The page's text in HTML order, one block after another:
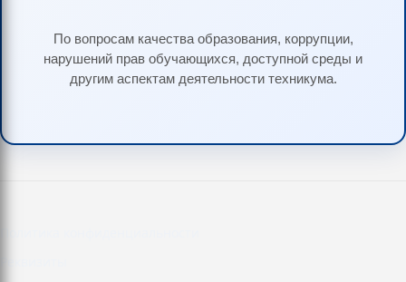
По вопросам качества образования, коррупции,
нарушений прав обучающихся, доступной среды и
другим аспектам деятельности техникума.